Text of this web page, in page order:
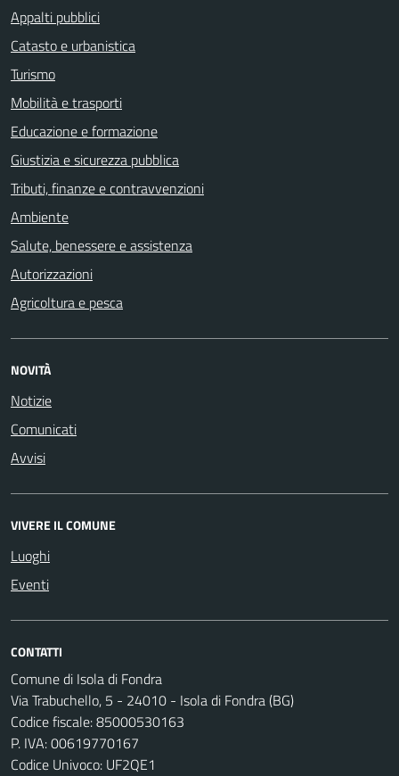
Appalti pubblici
Catasto e urbanistica
Turismo
Mobilità e trasporti
Educazione e formazione
Giustizia e sicurezza pubblica
Tributi, finanze e contravvenzioni
Ambiente
Salute, benessere e assistenza
Autorizzazioni
Agricoltura e pesca
NOVITÀ
Notizie
Comunicati
Avvisi
VIVERE IL COMUNE
Luoghi
Eventi
CONTATTI
Comune di Isola di Fondra
Via Trabuchello, 5 - 24010 - Isola di Fondra (BG)
Codice fiscale: 85000530163
P. IVA: 00619770167
Codice Univoco: UF2QE1